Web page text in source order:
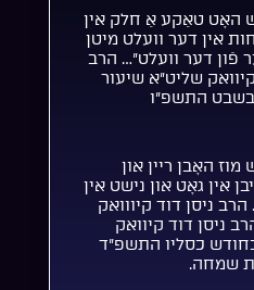
האָט טאַקע אַ חלק אין
אין דער וועלט מיטן
פֿון דער וועלט”… הרב
שליט”א שיעור
בשבט התשפ”ו
האָבן ריין און
אין גאָט און נישט אין
ניסן דוד קיווואק
ניסן דוד קיוואק
כסליו התשפ”ד
שמחה.